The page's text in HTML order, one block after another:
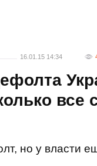
16.01.15 14:34
все
но у власти